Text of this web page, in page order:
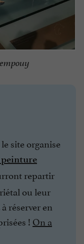
site organise
peinture
repartir
ou leur
réserver en
! On a